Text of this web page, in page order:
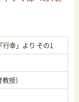
行幸」より その1
授）